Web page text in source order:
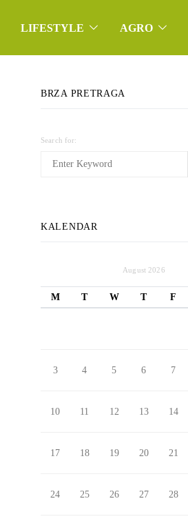
LIFESTYLE AGRO
BRZA PRETRAGA
Search for:
KALENDAR
August 2026
M T W T F
3 4 5 6 7
10 11 12 13 14
17 18 19 20 21
24 25 26 27 28